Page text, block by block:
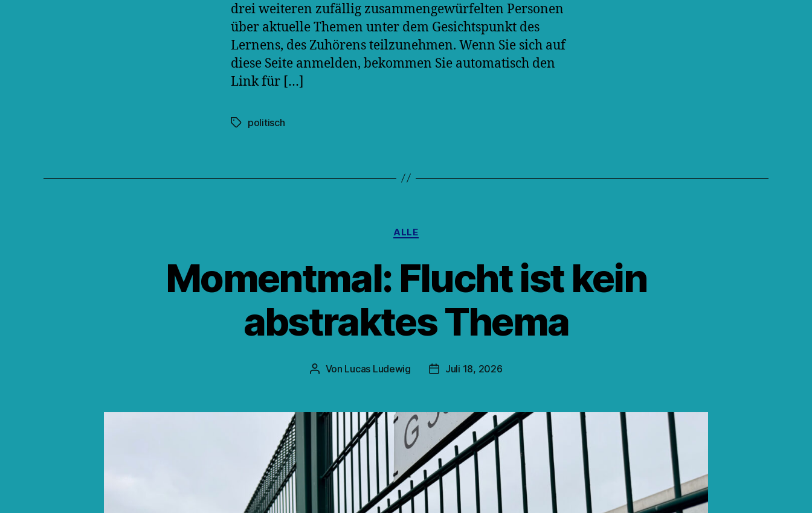
drei weiteren zufällig zusammengewürfelten Personen
über aktuelle Themen unter dem Gesichtspunkt des
Lernens, des Zuhörens teilzunehmen. Wenn Sie sich auf
diese Seite anmelden, bekommen Sie automatisch den
Link für […]
Schlagwörter
politisch
Kategorien
ALLE
Momentmal: Flucht ist kein
abstraktes Thema
Beitragsautor
Von Lucas Ludewig Veröffentlichungsdatum
Juli 18, 2026